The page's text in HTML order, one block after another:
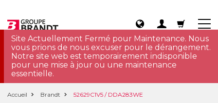
Site Actuellement Fermé pour Maintenance. Nous
vous prions de nous excuser pour le dérangement.
Notre site web est temporairement indisponible
pour une mise à jour ou une maintenance
essentielle.
Accueil Brandt 52629C1V5 / DDA283WE